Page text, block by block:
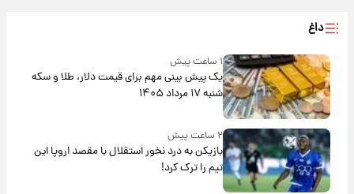
داغ
۱ ساعت پیش
یک پیش ‌بینی مهم برای قیمت دلار، طلا و سکه
شنبه ۱۷ مرداد ۱۴۰۵
۲ ساعت پیش
بازیکن به درد نخور استقلال با مقصد اروپا این
تیم را ترک کرد!